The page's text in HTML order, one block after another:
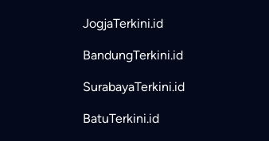
JogjaTerkini.id
BandungTerkini.id
SurabayaTerkini.id
BatuTerkini.id